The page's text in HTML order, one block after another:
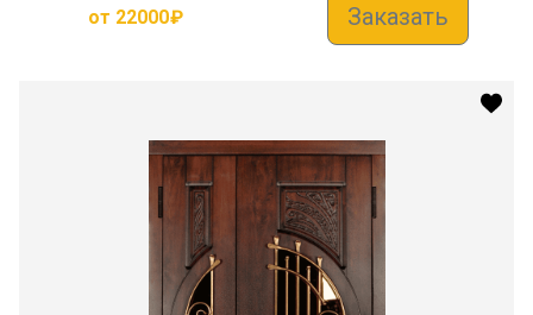
от 22000₽ Заказать